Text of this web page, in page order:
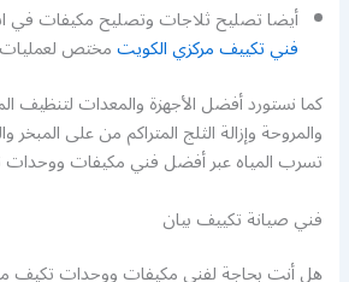
أيضا تصليح ثلاجات وتصليح مكيفات في
فني تكييف مركزي الكويتمختص لعمليات
كما نستورد أفضل الأجهزة والمعدات لتنظيف
والمروحة وإزالة الثلج المتراكم من على
تسرب المياه عبر أفضل فني مكيفات
فني صيانة تكييف بيان